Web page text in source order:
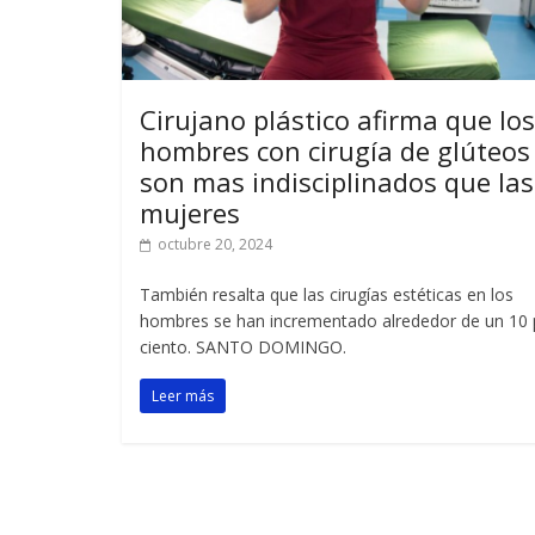
Cirujano plástico afirma que los
hombres con cirugía de glúteos
son mas indisciplinados que las
mujeres
octubre 20, 2024
También resalta que las cirugías estéticas en los
hombres se han incrementado alrededor de un 10
ciento. SANTO DOMINGO.
Leer más